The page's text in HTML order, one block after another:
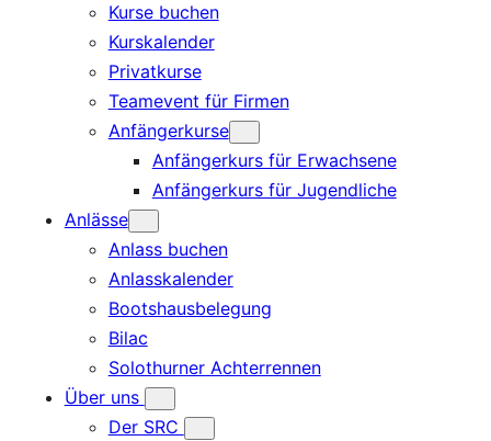
Kurse buchen
Kurskalender
Privatkurse
Teamevent für Firmen
Anfängerkurse
Anfängerkurs für Erwachsene
Anfängerkurs für Jugendliche
Anlässe
Anlass buchen
Anlasskalender
Bootshausbelegung
Bilac
Solothurner Achterrennen
Über uns
Der SRC